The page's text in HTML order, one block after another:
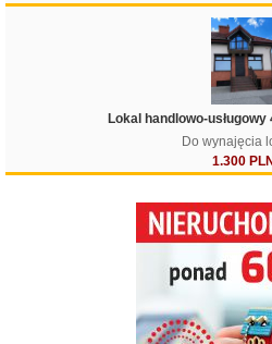
Lokal handlowo-usługowy
Do wynajęcia
1.300 PLN